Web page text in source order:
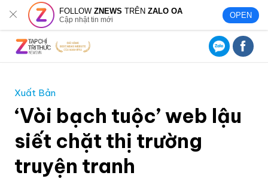
FOLLOWZNEWS TRÊNZALO OA
Cập nhật tin mới OPEN
Xuất Bản
‘Vòi bạch tuộc’ web lậu
siết chặt thị trường
truyện tranh